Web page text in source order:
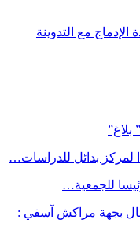
الإدماج مع التدوينة
بلاغ”
لمركز بدائل للدراسات…
للجمعية…
بجهة مراكش آسفي :